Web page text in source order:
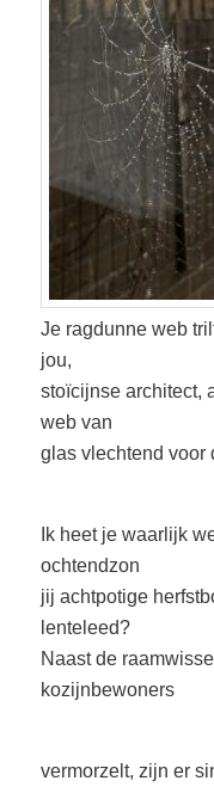
Je ragdunne web
jou,
stoïcijnse architect,
web van
glas vlechtend voor
Ik heet je waarlijk
ochtendzon
jij achtpotige
lenteleed?
Naast de
kozijnbewoners
vermorzelt, zijn er